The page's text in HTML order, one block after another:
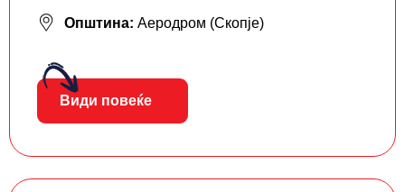
Општина: Аеродром (Скопје)
Види повеќе